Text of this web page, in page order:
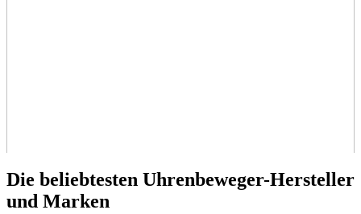
Die beliebtesten Uhrenbeweger-Hersteller
und Marken